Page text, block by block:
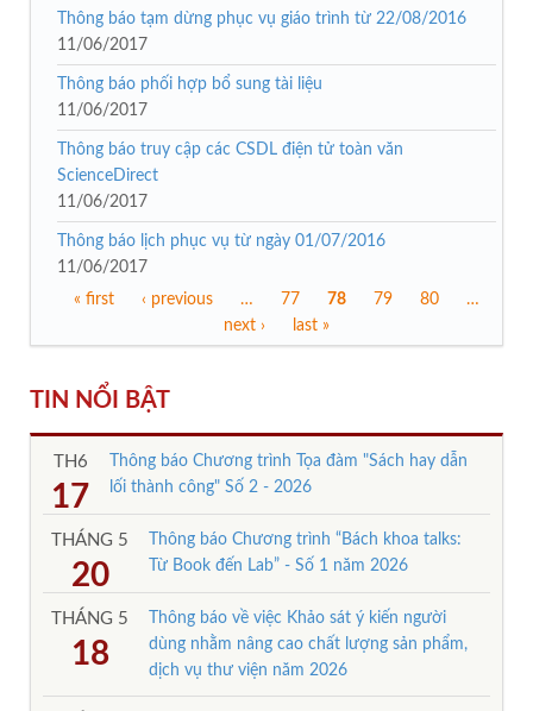
Thông báo tạm dừng phục vụ giáo trình từ 22/08/2016
11/06/2017
Thông báo phối hợp bổ sung tài liệu
11/06/2017
Thông báo truy cập các CSDL điện tử toàn văn
ScienceDirect
11/06/2017
Thông báo lịch phục vụ từ ngày 01/07/2016
11/06/2017
Trang« first ‹ previous … 77 78 79 80
…
next ›
last »
TIN NỔI BẬT
TH6
17
Thông báo Chương trình Tọa đàm "Sách hay dẫn
lối thành công" Số 2 - 2026
THÁNG 5
20
Thông báo Chương trình “Bách khoa talks:
Từ Book đến Lab” - Số 1 năm 2026
THÁNG 5
18
Thông báo về việc Khảo sát ý kiến người
dùng nhằm nâng cao chất lượng sản phẩm,
dịch vụ thư viện năm 2026